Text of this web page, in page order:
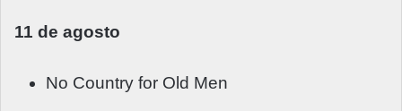
11 de agosto
No Country for Old Men